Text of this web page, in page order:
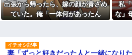
【怒報】国税庁「あのさぁ！
君らがちゃんと納税してくれな
政府「増税」敵「増税すん
はな
イヤ
ッソ
貼っ
出張から帰ったら、嫁の顔が青ざめ
ていた。俺「一体何があったん
私
な」
妻「ずっと好きだった人と一緒になり